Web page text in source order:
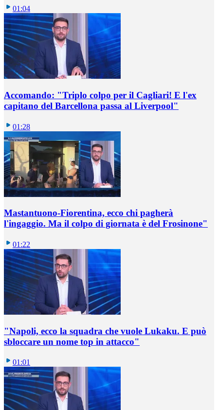
01:04
Accomando: "Triplo colpo per il Cagliari! E l'ex
capitano del Barcellona passa al Liverpool"
01:28
Mastantuono-Fiorentina, ecco chi pagherà
l'ingaggio. Ma il colpo di giornata è del Frosinone"
01:22
"Napoli, ecco la squadra che vuole Lukaku. E può
sbloccare un nome top in attacco"
01:01